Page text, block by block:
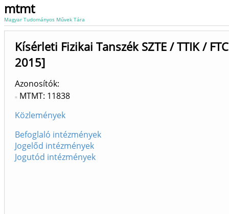
mtmt
Magyar Tudományos Művek Tára
Kísérleti Fizikai Tanszék SZTE / TTIK /
2015]
Azonosítók
MTMT: 11838
Közlemények
Befoglaló intézmények
Jogelőd intézmények
Jogutód intézmények